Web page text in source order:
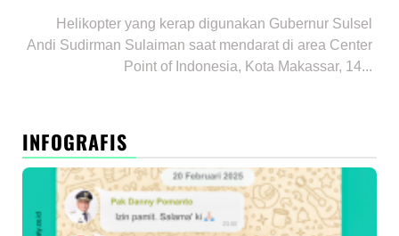
Helikopter yang kerap digunakan Gubernur Sulsel
Andi Sudirman Sulaiman saat mendarat di area Center
Point of Indonesia, Kota Makassar, 14...
INFOGRAFIS